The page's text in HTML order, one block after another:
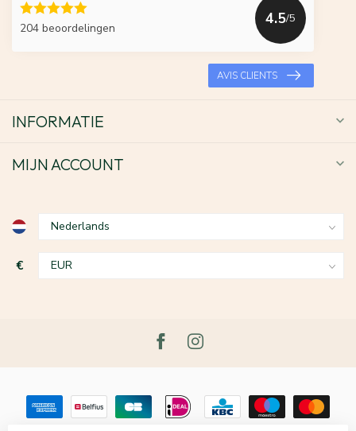
204 beoordelingen
4.5/5
AVIS CLIENTS
INFORMATIE
MIJN ACCOUNT
€